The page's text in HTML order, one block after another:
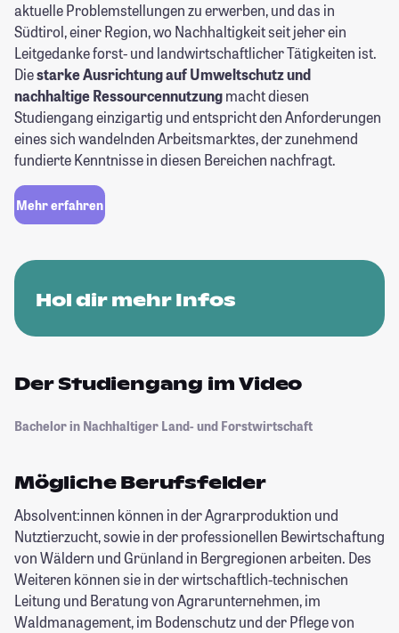
aktuelle Problemstellungen zu erwerben, und das in
Südtirol, einer Region, wo Nachhaltigkeit seit jeher ein
Leitgedanke forst- und landwirtschaftlicher Tätigkeiten ist.
Diestarke Ausrichtung auf Umweltschutz und
nachhaltige Ressourcennutzungmacht diesen
Studiengang einzigartig und entspricht den Anforderungen
eines sich wandelnden Arbeitsmarktes, der zunehmend
fundierte Kenntnisse in diesen Bereichen nachfragt.
Mehr erfahren
Hol dir mehr Infos
Der Studiengang im Video
Bachelor in Nachhaltiger Land- und Forstwirtschaft
Mögliche Berufsfelder
Absolvent:innen können in der Agrarproduktion und
Nutztierzucht, sowie in der professionellen Bewirtschaftung
von Wäldern und Grünland in Bergregionen arbeiten. Des
Weiteren können sie in der wirtschaftlich-technischen
Leitung und Beratung von Agrarunternehmen, im
Waldmanagement, im Bodenschutz und der Pflege von